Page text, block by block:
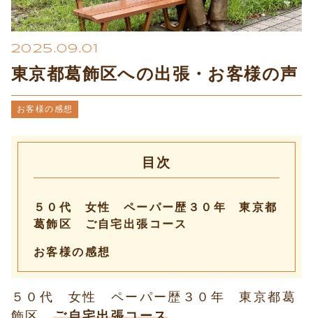
2025.09.01
東京都葛飾区への出張・お客様の声
お客様の感想
目次
５０代 女性 ペーパー歴３０年 東京都
葛飾区 ご自宅出張コース
お客様の感想
５０代 女性 ペーパー歴３０年 東京都葛